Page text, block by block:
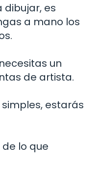
dibujar, es
a mano los
un
de artista.
estarás
lo que